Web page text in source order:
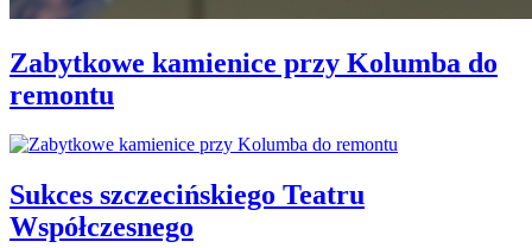
Zabytkowe kamienice przy Kolumba do
remontu
Sukces szczecińskiego Teatru
Współczesnego